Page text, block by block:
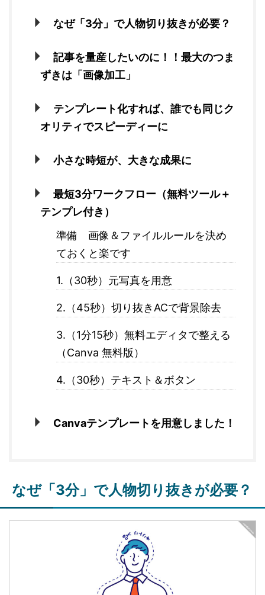
なぜ「3分」で人物切り抜きが必要？
記事を量産したいのに！！最大のつま
ずきは「画像加工」
テンプレート化すれば、誰でも同じク
オリティでスピーディーに
小さな時短が、大きな成果に
最短3分ワークフロー（無料ツール＋
テンプレ付き）
準備 画像＆ファイルルールを決め
ておくと楽です
1.（30秒）元写真を用意
2.（45秒）切り抜きACで背景除去
3.（1分15秒）無料エディタで整える
（Canva 無料版）
4.（30秒）テキスト＆ボタン
Canvaテンプレートを用意しました！
なぜ「3分」で人物切り抜きが必要？